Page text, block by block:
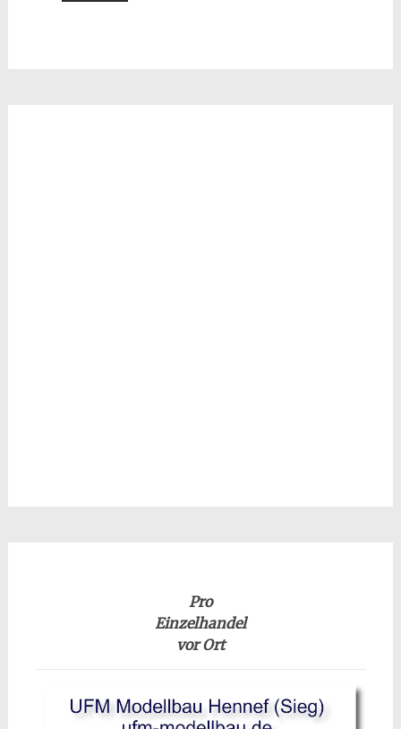
Pro
Einzelhandel
vor Ort